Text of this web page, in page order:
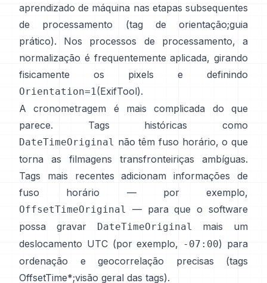
aprendizado de máquina nas etapas subsequentes
de processamento (tag de orientação;guia
prático). Nos processos de processamento, a
normalização é frequentemente aplicada, girando
fisicamente os pixels e definindo
Orientation=1(ExifTool).
A cronometragem é mais complicada do que
parece. Tags históricas como
DateTimeOriginal não têm fuso horário, o que
torna as filmagens transfronteiriças ambíguas.
Tags mais recentes adicionam informações de
fuso horário — por exemplo,
OffsetTimeOriginal
— para que o software
possa gravar
DateTimeOriginal
mais um
deslocamento UTC (por exemplo, -07:00) para
ordenação e geocorrelação precisas (tags
OffsetTime*;visão geral das tags).